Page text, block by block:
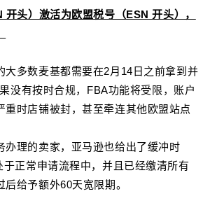
头）激活为欧盟税号（ESN 开头），
大多数麦基都需要在2月14日之前拿到并
没有按时合规，FBA功能将受限，账户
重时店铺被封，甚至牵连其他欧盟站点
办理的卖家，亚马逊也给出了缓冲时
正常申请流程中，并且已经缴清所有
给予额外60天宽限期。